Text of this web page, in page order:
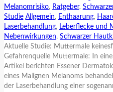
Melanomrisiko, Ratgeber,
Studie Allgemein, Enthaarung,
Laserbehandlung, Leberflecke und
Nebenwirkungen, Schwarzer
Aktuelle Studie: Muttermale
Gefahrenquelle Muttermale: In
Artikel berichten Essener
eines Malignen Melanoms
der Laserbehandlung einer